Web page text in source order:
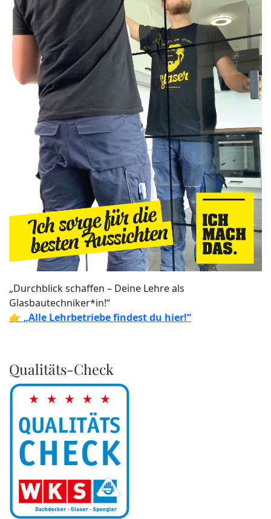
„Durchblick schaffen – Deine Lehre als
Glasbautechniker*in!“
👉 „Alle Lehrbetriebe findest du hier!“
Qualitäts-Check